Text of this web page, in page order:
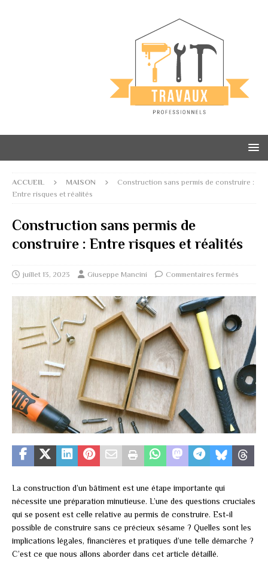
ACCUEIL MAISON
Construction sans permis de construire :
Entre risques et réalités
Construction sans permis de
construire : Entre risques et réalités
juillet 13, 2023 Giuseppe Mancini Commentaires fermés
La construction d’un bâtiment est une étape importante qui
nécessite une préparation minutieuse. L’une des questions cruciales
qui se posent est celle relative au permis de construire. Est-il
possible de construire sans ce précieux sésame ? Quelles sont les
implications légales, financières et pratiques d’une telle démarche ?
C’est ce que nous allons aborder dans cet article détaillé.